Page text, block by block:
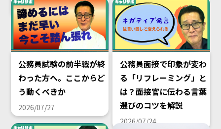
2026/08/02
公務員試験の前半戦が終
わった方へ。ここからど
う動くべきか
2026/07/27
公務員面接で印象が変わ
る「リフレーミング」と
は？面接官に伝わる言葉
選びのコツを解説
2026/07/24